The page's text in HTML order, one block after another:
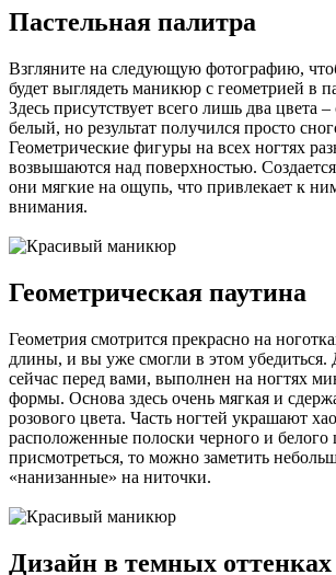
Пастельная палитра
Взгляните на следующую фотографию,
будет выглядеть маникюр с геометрией в
Здесь присутствует всего лишь два цвета
белый, но результат получился просто
Геометрические фигуры на всех ногтях
возвышаются над поверхностью.
они мягкие на ощупь, что привлекает к
внимания.
Геометрическая паутина
Геометрия смотрится прекрасно на
длины, и вы уже смогли в этом убедиться.
сейчас перед вами, выполнен на ногтях
формы. Основа здесь очень мягкая и
розового цвета. Часть ногтей украшают
расположенные полоски черного и белого
присмотреться, то можно заметить
«нанизанные» на ниточки.
Дизайн в темных оттенках